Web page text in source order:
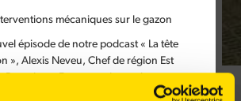
le 14/06/2021 dans
Verts Golf Sport
mécaniques sur le gazon
épisode de notre podcast « La tête
», Alexis Neveu, Chef de région Est
Barenbrug France, présente les
mécaniques à réaliser sur